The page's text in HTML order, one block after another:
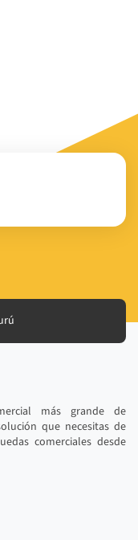
más grande de
que necesitas de
comerciales desde